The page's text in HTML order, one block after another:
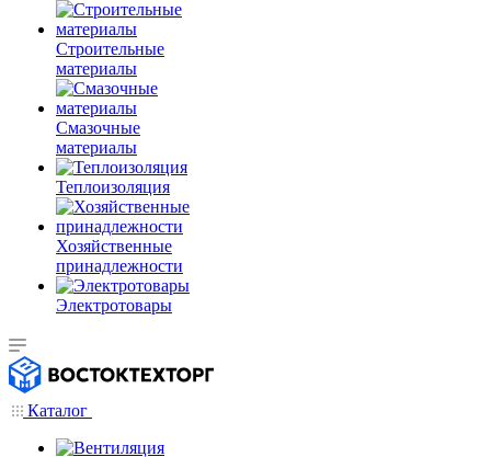
Строительные
материалы
Смазочные
материалы
Теплоизоляция
Хозяйственные
принадлежности
Электротовары
Каталог